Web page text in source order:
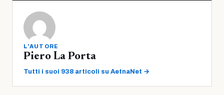
L'AUTORE
Piero La Porta
Tutti i suoi 938 articoli su AetnaNet →